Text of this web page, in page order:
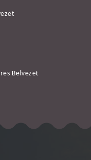
Belvezet